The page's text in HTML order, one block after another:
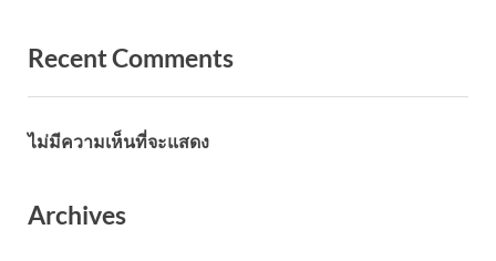
Recent Comments
ไม่มีความเห็นที่จะแสดง
Archives